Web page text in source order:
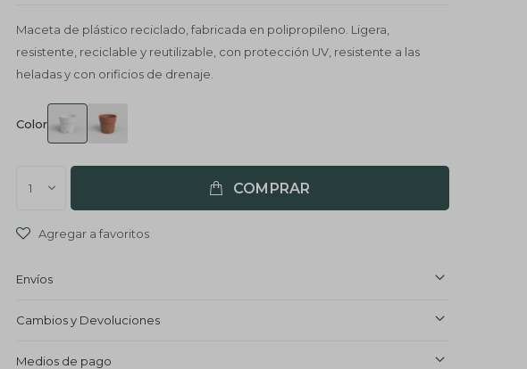
Maceta de plástico reciclado, fabricada en polipropileno. Ligera,
resistente, reciclable y reutilizable, con protección UV, resistente a las
heladas y con orificios de drenaje.
Color
1 COMPRAR
Envíos
Cambios y Devoluciones
Medios de pago